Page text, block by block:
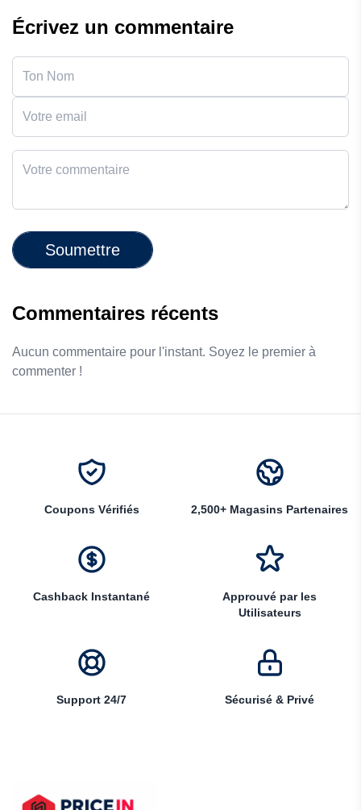
Écrivez un commentaire
Soumettre
Commentaires récents
Aucun commentaire pour l'instant. Soyez le premier à
commenter !
Coupons Vérifiés 2,500+ Magasins Partenaires
Cashback Instantané
Approuvé par les
Utilisateurs
Support 24/7 Sécurisé & Privé